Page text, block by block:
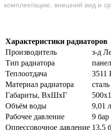
комплектацию, внешний вид и
Характеристики радиаторов
Производитель
з-д
Тип радиатора
Теплоотдача
3511
Материал радиатора
сталь
Габариты, ВхШхГ
Объём воды
9,01 л
Рабочее давление
9 бар
Опрессовочное давление 13,5